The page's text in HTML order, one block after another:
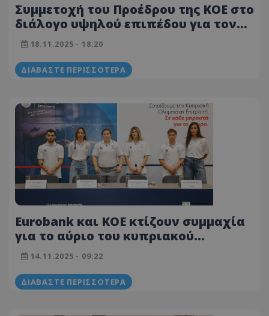
Συμμετοχή του Προέδρου της ΚΟΕ στο
διάλογο υψηλού επιπέδου για τον
ευρωπαϊκό αθλητισμό στις
Βρυξέλλες
18.11.2025 - 18:20
ΔΙΑΒΆΣΤΕ ΠΕΡΙΣΣΌΤΕΡΑ
Eurobank και ΚΟΕ κτίζουν συμμαχία
για το αύριο του κυπριακού
αθλητισμού
14.11.2025 - 09:22
ΔΙΑΒΆΣΤΕ ΠΕΡΙΣΣΌΤΕΡΑ